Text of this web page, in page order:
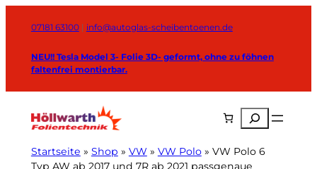
Inhalt07181 63100| info@autoglas-scheibentoenen.de
NEU!! Tesla Model 3- Folie 3D- geformt, ohne zu föhnen
faltenfrei montierbar.
Suchen
Startseite » Shop » VW » VW Polo» VW Polo 6
Typ AW ab 2017 und 7R ab 2021 passgenaue